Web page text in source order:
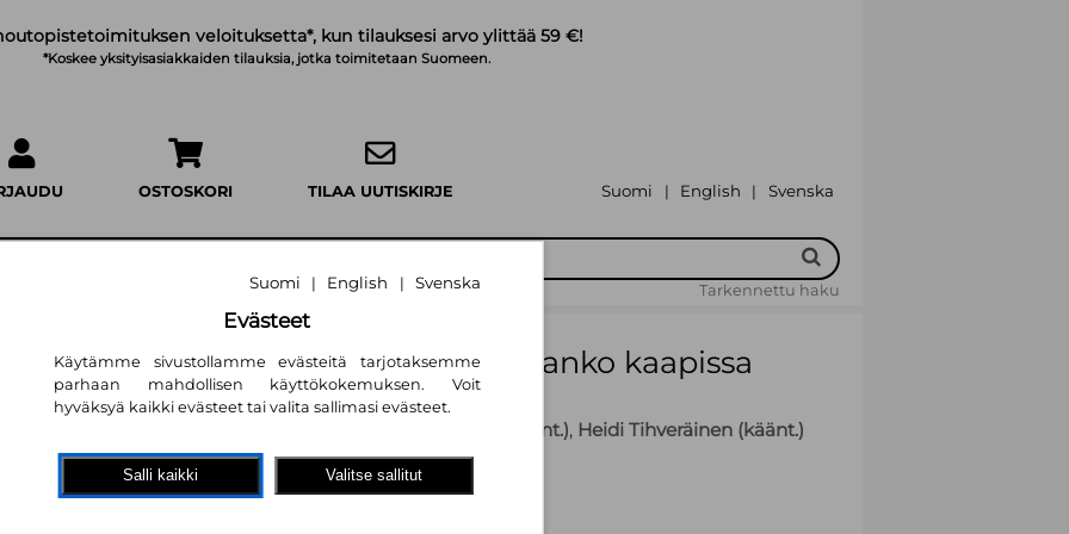
veloituksetta*, kun tilauksesi arvo ylittää 59 €!
*Koskee yksityisasiakkaiden tilauksia, jotka toimitetaan Suomeen.
OSTOSKORI TILAA UUTISKIRJE Suomi | English | Svenska
Tarkennettu haku
Riley Thorn ja luuranko kaapissa
(jättipokkari)
Lauri Sallamo (käänt.), Heidi Tihveräinen (käänt.)
20,50 €
Suomi | English | Svenska
Evästeet
Käytämme sivustollamme evästeitä tarjotaksemme
parhaan mahdollisen käyttökokemuksen. Voit
hyväksyä kaikki evästeet tai valita sallimasi evästeet.
Salli kaikki Valitse sallitut